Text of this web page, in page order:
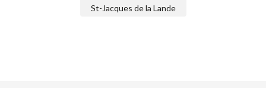
St-Jacques de la Lande